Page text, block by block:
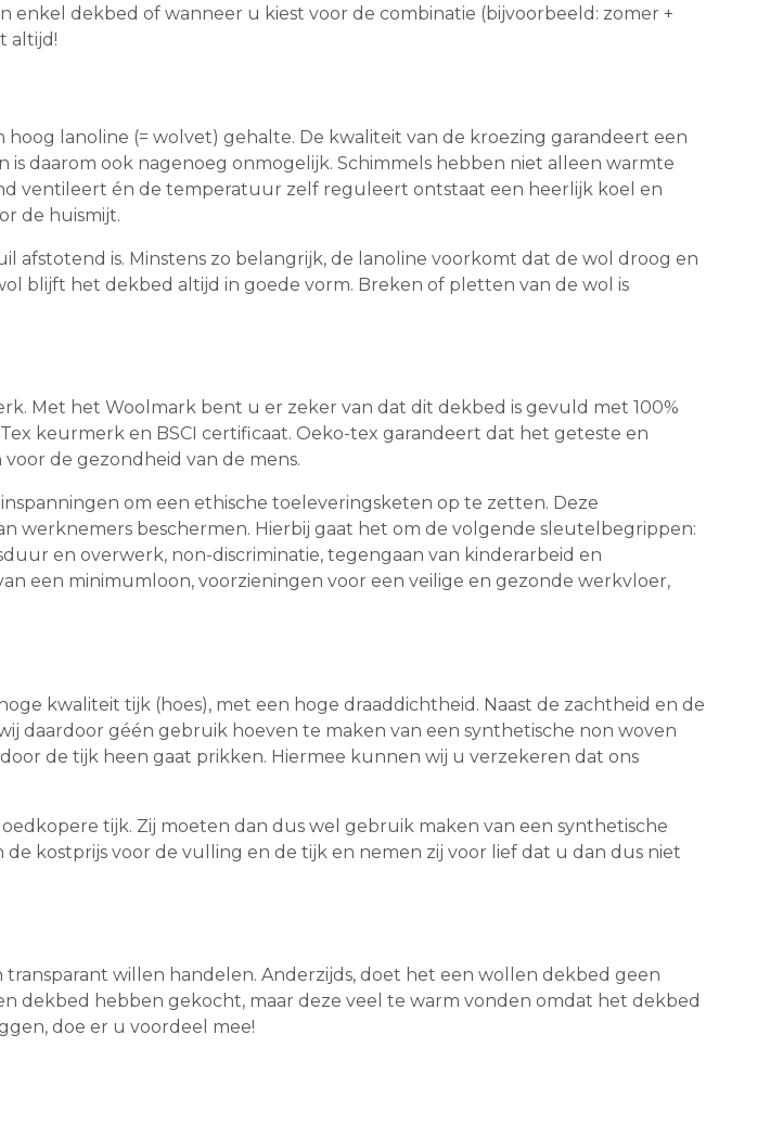
dekbed of wanneer u kiest voor de combinatie (bijvoorbeeld: zomer +
altijd!
lanoline (= wolvet) gehalte. De kwaliteit van de kroezing garandeert een
daarom ook nagenoeg onmogelijk. Schimmels hebben niet alleen warmte
ventileert én de temperatuur zelf reguleert ontstaat een heerlijk koel en
de huismijt.
is. Minstens zo belangrijk, de lanoline voorkomt dat de wol droog en
blijft het dekbed altijd in goede vorm. Breken of pletten van de wol is
Met het Woolmark bent u er zeker van dat dit dekbed is gevuld met 100%
keurmerk en BSCI certificaat. Oeko-tex garandeert dat het geteste en
de gezondheid van de mens.
om een ethische toeleveringsketen op te zetten. Deze
werknemers beschermen. Hierbij gaat het om de volgende sleutelbegrippen:
en overwerk, non-discriminatie, tegengaan van kinderarbeid en
een minimumloon, voorzieningen voor een veilige en gezonde werkvloer,
kwaliteit tijk (hoes), met een hoge draaddichtheid. Naast de zachtheid en de
daardoor géén gebruik hoeven te maken van een synthetische non woven
de tijk heen gaat prikken. Hiermee kunnen wij u verzekeren dat ons
tijk. Zij moeten dan dus wel gebruik maken van een synthetische
kostprijs voor de vulling en de tijk en nemen zij voor lief dat u dan dus niet
willen handelen. Anderzijds, doet het een wollen dekbed geen
dekbed hebben gekocht, maar deze veel te warm vonden omdat het dekbed
doe er u voordeel mee!